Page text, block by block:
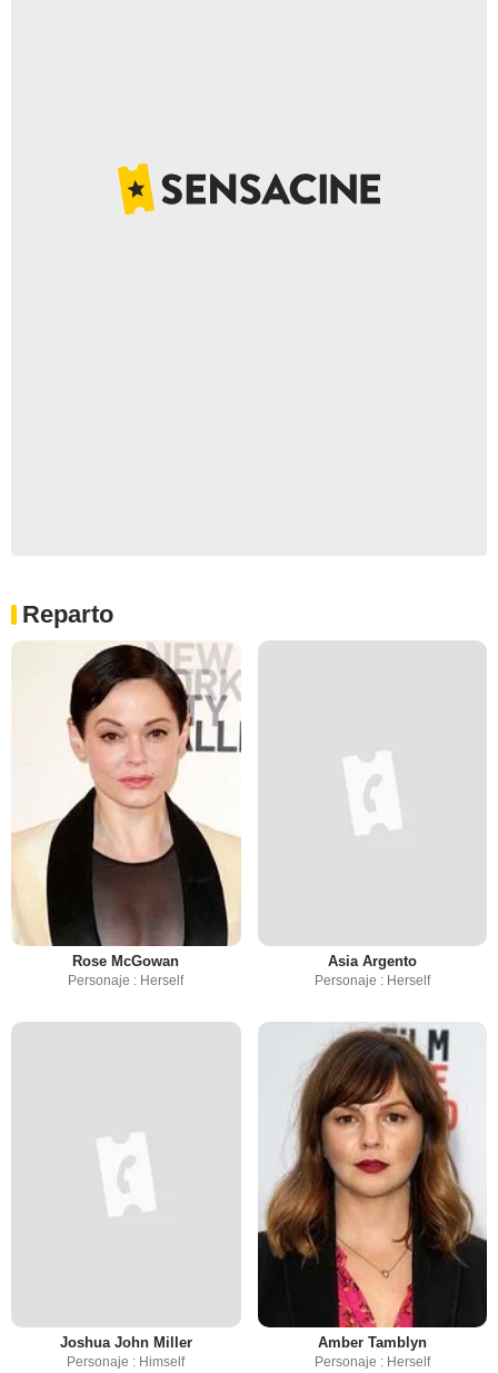
Reparto
Rose McGowan
Personaje : Herself
Asia Argento
Personaje : Herself
Joshua John Miller
Personaje : Himself
Amber Tamblyn
Personaje : Herself